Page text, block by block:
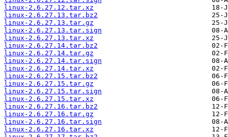
linux-2.6.27.12.tar.xz
linux-2.6.27.13.tar.bz2
linux-2.6.27.13.tar.gz
linux-2.6.27.13.tar.sign
linux-2.6.27.13.tar.xz
linux-2.6.27.14.tar.bz2
linux-2.6.27.14.tar.gz
linux-2.6.27.14.tar.sign
linux-2.6.27.14.tar.xz
linux-2.6.27.15.tar.bz2
linux-2.6.27.15.tar.gz
linux-2.6.27.15.tar.sign
linux-2.6.27.15.tar.xz
linux-2.6.27.16.tar.bz2
linux-2.6.27.16.tar.gz
linux-2.6.27.16.tar.sign
linux-2.6.27.16.tar.xz